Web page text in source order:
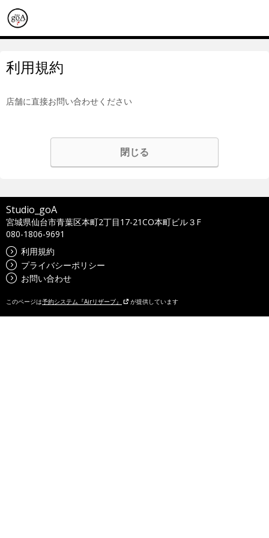
利用規約
店舗に直接お問い合わせください
閉じる
Studio_goA
宮城県仙台市青葉区本町2丁目17-21CO本町ビル３F
080-1806-9691
利用規約
プライバシーポリシー
お問い合わせ
このページは予約システム『Airリザーブ』 が提供しています